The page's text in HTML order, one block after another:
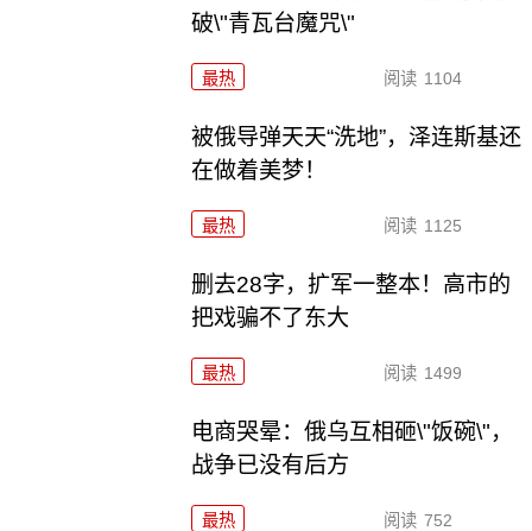
破\"青瓦台魔咒\"
最热 阅读 1104
被俄导弹天天“洗地”，泽连斯基还
在做着美梦！
最热 阅读 1125
删去28字，扩军一整本！高市的
把戏骗不了东大
最热 阅读 1499
电商哭晕：俄乌互相砸\"饭碗\"，
战争已没有后方
最热 阅读 752